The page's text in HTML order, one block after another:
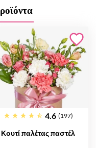
4.6 (197)
Κουτί παλέτας παστέλ